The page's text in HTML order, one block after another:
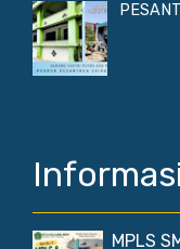
MPLS